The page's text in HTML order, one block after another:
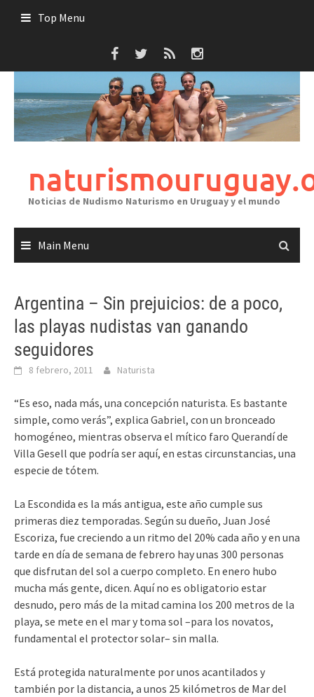
Top Menu
Noticias de Nudismo Naturismo en Uruguay y el mundo
Main Menu
Argentina – Sin prejuicios: de a poco,
las playas nudistas van ganando
seguidores
8 febrero, 2011 Naturista
“Es eso, nada más, una concepción naturista. Es bastante
simple, como verás”, explica Gabriel, con un bronceado
homogéneo, mientras observa el mítico faro Querandí de
Villa Gesell que podría ser aquí, en estas circunstancias, una
especie de tótem.
La Escondida es la más antigua, este año cumple sus
primeras diez temporadas. Según su dueño, Juan José
Escoriza, fue creciendo a un ritmo del 20% cada año y en una
tarde en día de semana de febrero hay unas 300 personas
que disfrutan del sol a cuerpo completo. En enero hubo
mucha más gente, dicen. Aquí no es obligatorio estar
desnudo, pero más de la mitad camina los 200 metros de la
playa, se mete en el mar y toma sol –para los novatos,
fundamental el protector solar– sin malla.
Está protegida naturalmente por unos acantilados y
también por la distancia, a unos 25 kilómetros de Mar del